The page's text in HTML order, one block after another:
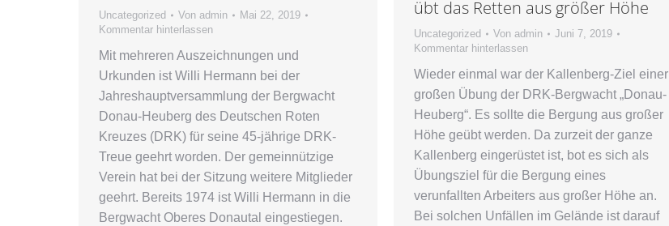
übt das Retten aus größer Höhe
Uncategorized Von admin
Juni 7, 2019
Kommentar hinterlassen
Wieder einmal war der Kallenberg-Ziel einer
großen Übung der DRK-Bergwacht „Donau-
Heuberg“. Es sollte die Bergung aus großer
Höhe geübt werden. Da zurzeit der ganze
Kallenberg eingerüstet ist, bot es sich als
Übungsziel für die Bergung eines
verunfallten Arbeiters aus großer Höhe an.
Bei solchen Unfällen im Gelände ist darauf
Uncategorized Von admin
Mai 22, 2019
Kommentar hinterlassen
Mit mehreren Auszeichnungen und
Urkunden ist Willi Hermann bei der
Jahreshauptversammlung der Bergwacht
Donau-Heuberg des Deutschen Roten
Kreuzes (DRK) für seine 45-jährige DRK-
Treue geehrt worden. Der gemeinnützige
Verein hat bei der Sitzung weitere Mitglieder
geehrt. Bereits 1974 ist Willi Hermann in die
Bergwacht Oberes Donautal eingestiegen.